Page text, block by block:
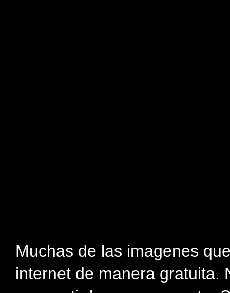
Muchas de las imagenes
internet de manera gratuita.